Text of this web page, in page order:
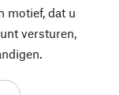
motief, dat u
versturen,